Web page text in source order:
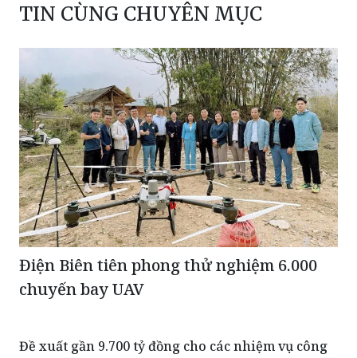
TIN CÙNG CHUYÊN MỤC
Điện Biên tiên phong thử nghiệm 6.000
chuyến bay UAV
Đề xuất gần 9.700 tỷ đồng cho các nhiệm vụ công